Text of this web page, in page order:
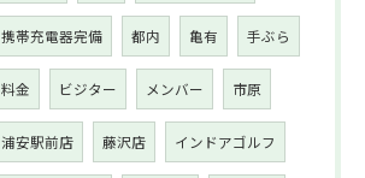
携帯充電器完備 都内 亀有 手ぶら
料金 ビジター メンバー 市原
浦安駅前店 藤沢店 インドアゴルフ